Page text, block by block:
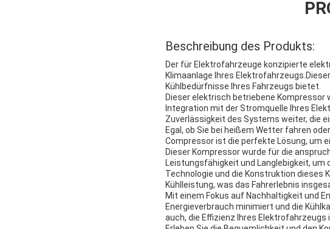
Beschreibung des Produkts:
Der für Elektrofahrzeuge konzipierte
Klimaanlage Ihres
Kühlbedürfnisse Ihres Fahrzeugs bietet.
Dieser elektrisch betriebene
Integration mit der Stromquelle Ihres
Zuverlässigkeit des Systems weiter, die
Egal, ob Sie bei heißem Wetter fahren
Compressor ist die perfekte Lösung, um
Dieser Kompressor wurde für die
Leistungsfähigkeit und Langlebigkeit,
Technologie und die Konstruktion dieses
Kühlleistung, was das Fahrerlebnis
Mit einem Fokus auf Nachhaltigkeit und
Energieverbrauch minimiert und die
auch, die Effizienz Ihres